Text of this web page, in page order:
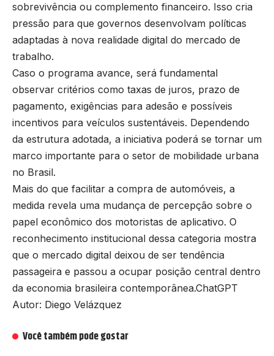
sobrevivência ou complemento financeiro. Isso cria
pressão para que governos desenvolvam políticas
adaptadas à nova realidade digital do mercado de
trabalho.
Caso o programa avance, será fundamental
observar critérios como taxas de juros, prazo de
pagamento, exigências para adesão e possíveis
incentivos para veículos sustentáveis. Dependendo
da estrutura adotada, a iniciativa poderá se tornar um
marco importante para o setor de mobilidade urbana
no Brasil.
Mais do que facilitar a compra de automóveis, a
medida revela uma mudança de percepção sobre o
papel econômico dos motoristas de aplicativo. O
reconhecimento institucional dessa categoria mostra
que o mercado digital deixou de ser tendência
passageira e passou a ocupar posição central dentro
da economia brasileira contemporânea.ChatGPT
Autor: Diego Velázquez
Você também pode gostar